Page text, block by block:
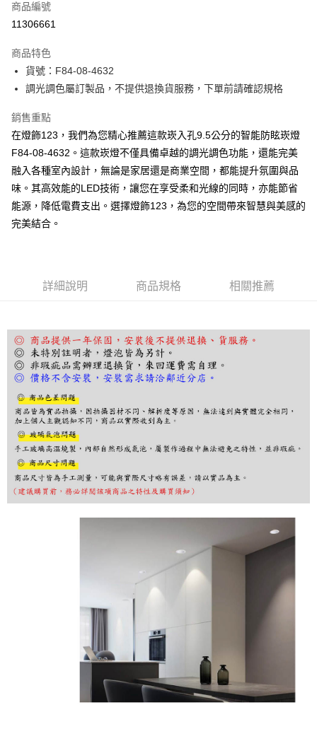
LINE Pay
街口支付
悠遊付
Google Pay
AFTEE先享後付
相關說明
【關於「AFTEE先享後付」】
AFTEE先享後付是「在收到商品之後才付款」的支付方式。 讓您購物簡單
便利好安心！
【「AFTEE先享後付」結帳流程】
２．訂單成立數日內，您將收到繳費通知簡訊。
３．收到繳費通知簡訊後14天內，點擊此簡訊中的連結，可透過四大超商／
ATM／網路銀行／等多元方式進行付款，方視為交易完成。
※ 請注意：結帳手續完成當下不需立刻繳費，但若您需要取消訂單，請聯絡
購買商品的店家。未經商家同意取消之訂單仍視為有效，需透過AFTEE先享
後付繳納相關費用。
※ 交易是否成功請以「AFTEE先享後付 」之結帳頁面顯示為準，若有關於
是否繳費成功／繳費後需取消欲退款等相關疑問，請聯繫「AFTEE先享後付
客戶支援中心」https://netprotections.freshdesk.com/support/home
【注意事項】
１．透過由恩沛科技股份有限公司提供之「AFTEE先享後付」服務完成之交
權轉讓予恩沛科技股份有限公司。
３．未成年的使用者請事先徵得法定代理人或監護人之同意方可使用
「AFTEE先享後付」，若未經同意申辦者引起之損失，本公司不負相關責
４．使用「AFTEE先享後付」時，將依據個別帳號之用戶狀況，依本公司即
時審查核予不同之上限額度；若仍有額度不足之情形，本公司將視審查結果
５．嚴禁一人註冊多個帳號或使用他人資訊註冊。若發現惡意使用之情形，
恩沛科技股份有限公司將有權停止該用戶之使用額度並採取法律行動。
每筆NT$180，滿NT$5,000(含以上)免運費
商品編號
11306661
商品特色
貨號：F84-08-4632
調光調色屬訂製品，不提供退換貨服務，下單前請確認規格
銷售重點
在燈飾123，我們為您精心推薦這款崁入孔9.5公分的智能防眩崁燈
F84-08-4632。這款崁燈不僅具備卓越的調光調色功能，還能完美
融入各種室內設計，無論是家居還是商業空間，都能提升氛圍與品
味。其高效能的LED技術，讓您在享受柔和光線的同時，亦能節省
能源，降低電費支出。選擇燈飾123，為您的空間帶來智慧與美感的
完美結合。
詳細說明 商品規格 相關推薦